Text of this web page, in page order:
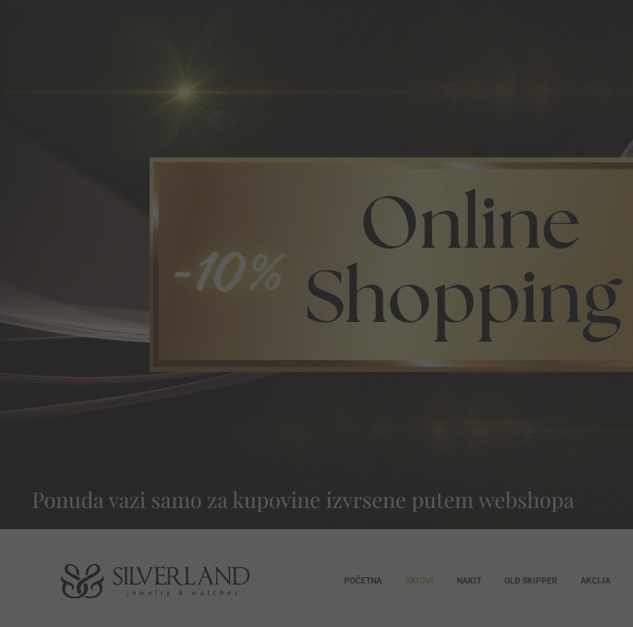
POČETNA SATOVI NAKIT OLD SKIPPER AKCIJA